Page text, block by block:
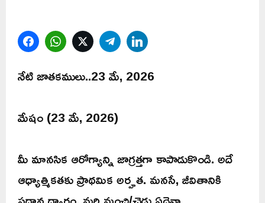
FacebookWhatsAppTwitterTelegram
నేటి జాతకములు..23 మే, 2026
మేషం (23 మే, 2026)
మీ మానసిక ఆరోగ్యాన్ని జాగ్రత్తగా కాపాడుకొండి. అదే
ఆధ్యాత్మికతకు ప్రాథమిక అర్హత. మనసే, జీవితానికి